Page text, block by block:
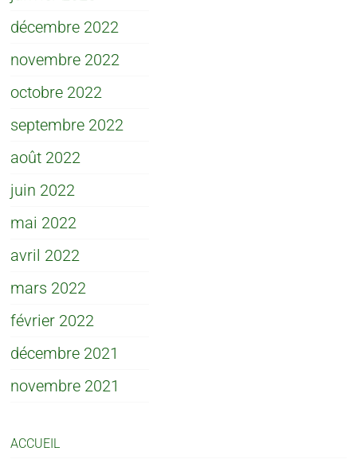
décembre 2022
novembre 2022
octobre 2022
septembre 2022
août 2022
juin 2022
mai 2022
avril 2022
mars 2022
février 2022
décembre 2021
novembre 2021
ACCUEIL